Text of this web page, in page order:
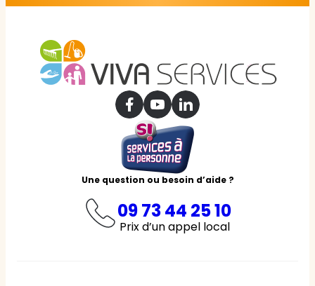
Une question ou besoin d’aide ?
09 73 44 25 10
Prix d’un appel local